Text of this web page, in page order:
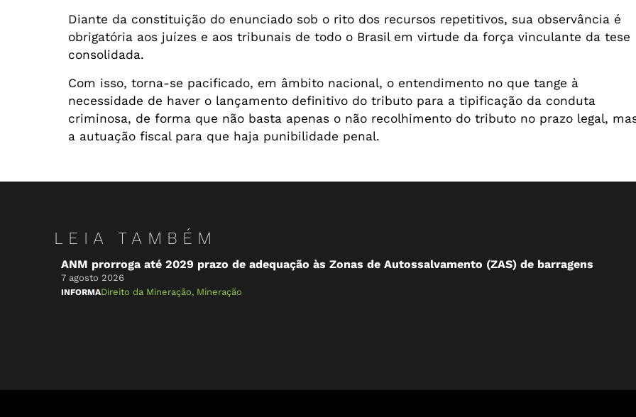
Diante da constituição do enunciado sob o rito dos recursos repetitivos, sua observância é
obrigatória aos juízes e aos tribunais de todo o Brasil em virtude da força vinculante da tese
consolidada.
Com isso, torna-se pacificado, em âmbito nacional, o entendimento no que tange à
necessidade de haver o lançamento definitivo do tributo para a tipificação da conduta
criminosa, de forma que não basta apenas o não recolhimento do tributo no prazo legal,
a autuação fiscal para que haja punibilidade penal.
LEIA TAMBÉM
ANM prorroga até 2029 prazo de adequação às Zonas de Autossalvamento (ZAS) de barragens
7 agosto 2026
INFORMADireito da Mineração, Mineração